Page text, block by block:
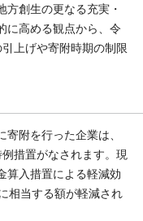
方創生の更なる充実・
に高める観点から、令
上げや寄附時期の制限
附を行った企業は、
措置がなされます。現
算入措置による軽減効
相当する額が軽減され